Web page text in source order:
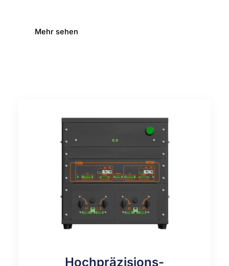
Mehr sehen
Hochpräzisions-